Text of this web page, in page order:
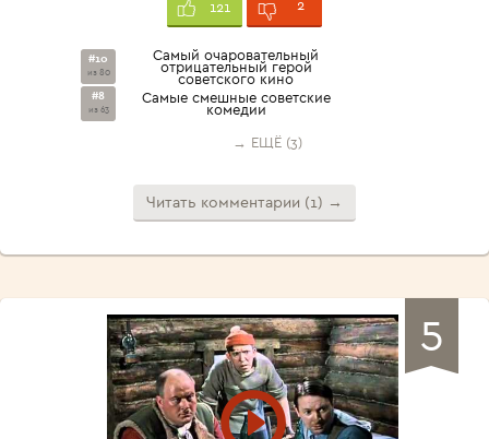
121 2
#10
из 80
Самый очаровательный
отрицательный герой
советского кино
#8
из 63
Самые смешные советские
комедии
→ ЕЩЁ (3)
Читать комментарии (1) →
5